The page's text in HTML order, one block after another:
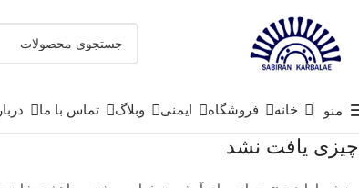
منو خانه فروشگاه ایمنی وبلاگ تماس با ما
چیزی یافت نشد